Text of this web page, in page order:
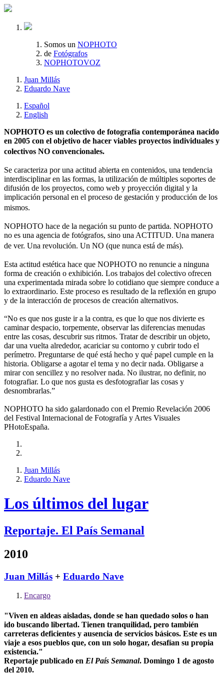
Somos un NOPHOTO
de Fotógrafos
NOPHOTOVOZ
Juan Millás
Eduardo Nave
Español
English
NOPHOTO es un colectivo de fotografía contemporánea nacido
en 2005 con el objetivo de hacer viables proyectos individuales y
colectivos NO convencionales.
Se caracteriza por una actitud abierta en contenidos, una tendencia
interdisciplinar en las formas, la utilización de múltiples soportes de
difusión de los proyectos, como web y proyección digital y la
implicación personal en el proceso de gestación y producción de los
mismos.
NOPHOTO hace de la negación su punto de partida. NOPHOTO
no es una agencia de fotógrafos, sino una ACTITUD. Una manera
de ver. Una revolución. Un NO (que nunca está de más).
Esta actitud estética hace que NOPHOTO no renuncie a ninguna
forma de creación o exhibición. Los trabajos del colectivo ofrecen
una experimentada mirada sobre lo cotidiano que siempre conduce a
lo extraordinario. Este proceso es resultado de la reflexión en grupo
y de la interacción de procesos de creación alternativos.
“No es que nos guste ir a la contra, es que lo que nos divierte es
caminar despacio, torpemente, observar las diferencias menudas
entre las cosas, descubrir sus ritmos. Tratar de describir un objeto,
dar una vuelta alrededor, acariciar su contorno y cubrir todo el
perímetro. Preguntarse de qué está hecho y qué papel cumple en la
historia. Obligarse a agotar el tema y no decir nada. Obligarse a
mirar con sencillez y no resolver nada. No ilustrar, no definir, no
fotografiar. Lo que nos gusta es desfotografiar las cosas y
desnombrarlas.”
NOPHOTO ha sido galardonado con el Premio Revelación 2006
del Festival Internacional de Fotografía y Artes Visuales
PHotoEspaña.
Juan Millás
Eduardo Nave
Los últimos del lugar
Reportaje. El País Semanal
2010
Juan Millás + Eduardo Nave
Encargo
"Viven en aldeas aisladas, donde se han quedado solos o han
ido buscando libertad. Tienen tranquilidad, pero también
carreteras deficientes y ausencia de servicios básicos. Este es un
viaje a esos pueblos que, con un solo hogar, desafían su propia
existencia."
Reportaje publicado en El País Semanal. Domingo 1 de agosto
del 2010.